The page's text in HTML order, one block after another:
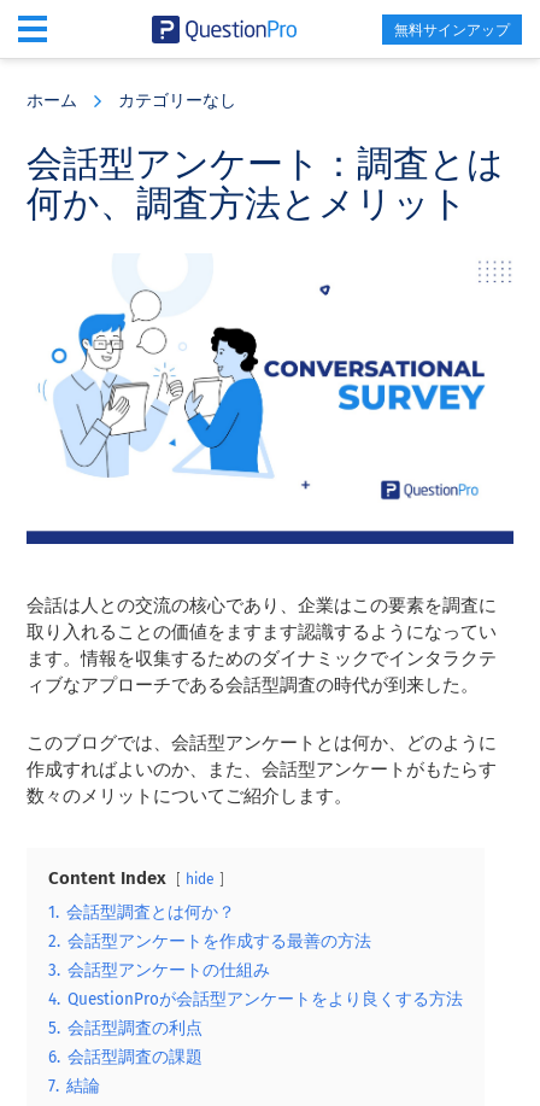
content
sidebar
無料サインアップ
ホーム カテゴリーなし
会話型アンケート：調査とは
何か、調査方法とメリット
会話は人との交流の核心であり、企業はこの要素を調査に
取り入れることの価値をますます認識するようになってい
ます。情報を収集するためのダイナミックでインタラクテ
ィブなアプローチである会話型調査の時代が到来した。
このブログでは、会話型アンケートとは何か、どのように
作成すればよいのか、また、会話型アンケートがもたらす
数々のメリットについてご紹介します。
Content Index hide
1. 会話型調査とは何か？
2. 会話型アンケートを作成する最善の方法
3. 会話型アンケートの仕組み
4. QuestionProが会話型アンケートをより良くする方法
5. 会話型調査の利点
6. 会話型調査の課題
7. 結論